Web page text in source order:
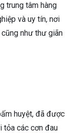
trung tâm hàng
và uy tín, nơi
như thư giãn
huyệt, đã được
tỏa các cơn đau